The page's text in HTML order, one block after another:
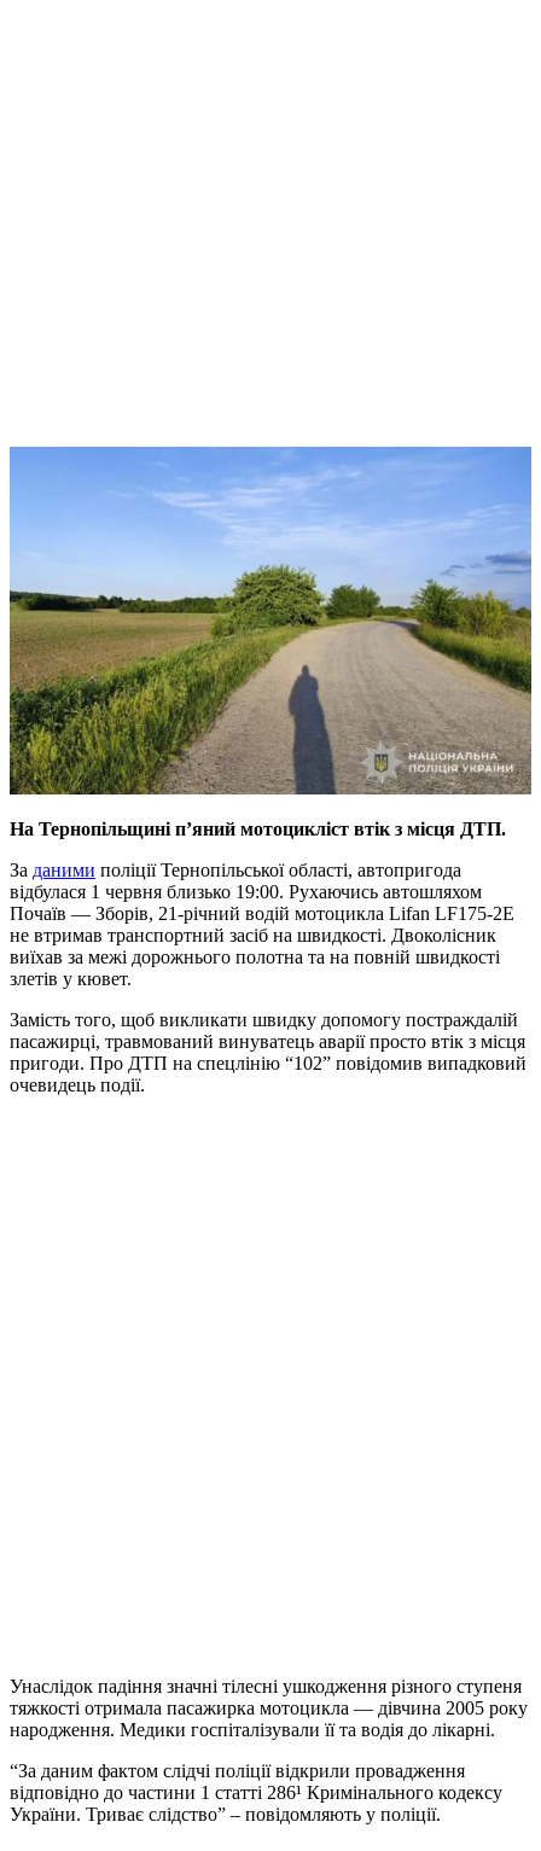
На Тернопільщині п’яний мотоцикліст втік з місця ДТП.
За даними поліції Тернопільської області, автопригода
відбулася 1 червня близько 19:00. Рухаючись автошляхом
Почаїв — Зборів, 21-річний водій мотоцикла Lifan LF175-2E
не втримав транспортний засіб на швидкості. Двоколісник
виїхав за межі дорожнього полотна та на повній швидкості
злетів у кювет.
Замість того, щоб викликати швидку допомогу постраждалій
пасажирці, травмований винуватець аварії просто втік з місця
пригоди. Про ДТП на спецлінію “102” повідомив випадковий
очевидець події.
Унаслідок падіння значні тілесні ушкодження різного ступеня
тяжкості отримала пасажирка мотоцикла — дівчина 2005 року
народження. Медики госпіталізували її та водія до лікарні.
“За даним фактом слідчі поліції відкрили провадження
відповідно до частини 1 статті 286¹ Кримінального кодексу
України. Триває слідство” – повідомляють у поліції.